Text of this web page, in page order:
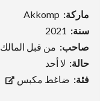
ماركة: Akkomp
سنة: 2021
صاحب: من قبل المالك
حالة: لا أحد
فئة: ضاغط مكبس